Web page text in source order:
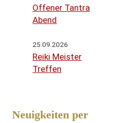
Offener Tantra
Abend
25.09.2026
Reiki Meister
Treffen
Neuigkeiten per